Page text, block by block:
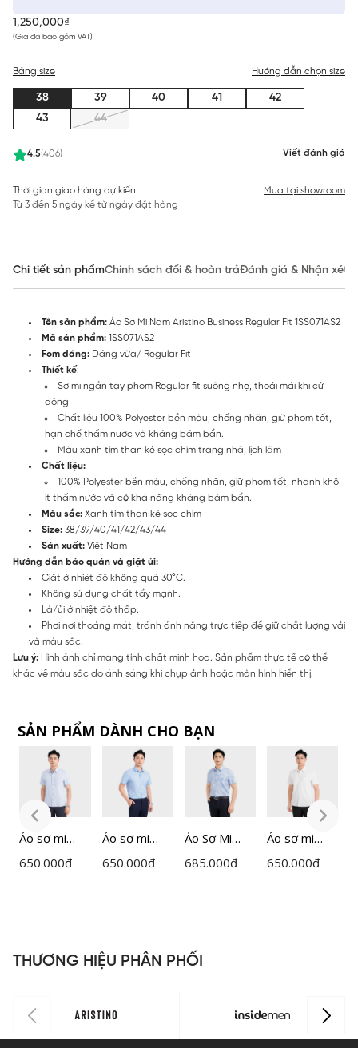
1,250,000₫
(Giá đã bao gồm VAT)
4.5(406) Viết đánh giá
Bảng size Hướng dẫn chọn size
38 39 40 41
42
43
44
Thời gian giao hàng dự kiến
Từ 3 đến 5 ngày kể từ ngày đặt hàng
Mua tại showroom
Chi tiết sản phẩmChính sách đổi & hoàn trảĐánh giá & Nhận xét
Tên sản phẩm: Áo Sơ Mi Nam Aristino Business Regular Fit 1SS071AS2
Mã sản phẩm: 1SS071AS2
Fom dáng: Dáng vừa/ Regular Fit
Thiết kế:
Sơ mi ngắn tay phom Regular fit suông nhẹ, thoải mái khi cử
động
Chất liệu 100% Polyester bền màu, chống nhăn, giữ phom tốt,
hạn chế thấm nước và kháng bám bẩn.
Màu xanh tím than kẻ sọc chìm trang nhã, lịch lãm
Chất liệu:
100% Polyester bền màu, chống nhăn, giữ phom tốt, nhanh khô,
ít thấm nước và có khả năng kháng bám bẩn.
Màu sắc: Xanh tím than kẻ sọc chìm
Size: 38/39/40/41/42/43/44
Sản xuất: Việt Nam
Hướng dẫn bảo quản và giặt ủi:
Giặt ở nhiệt độ không quá 30°C.
Không sử dụng chất tẩy mạnh.
Là/ủi ở nhiệt độ thấp.
Phơi nơi thoáng mát, tránh ánh nắng trực tiếp để giữ chất lượng vải
và màu sắc.
Lưu ý: Hình ảnh chỉ mang tính chất minh họa. Sản phẩm thực tế có thể
khác về màu sắc do ánh sáng khi chụp ảnh hoặc màn hình hiển thị.
SẢN PHẨM DÀNH CHO BẠN
Áo sơ mi
ngắn tay
0
650.000đ
Áo sơ mi
ngắn tay
0
650.000đ
Áo Sơ Mi
Nam Kẻ
685.000đ
Áo sơ mi
ngắn tay
650.000đ
THƯƠNG HIỆU PHÂN PHỐI